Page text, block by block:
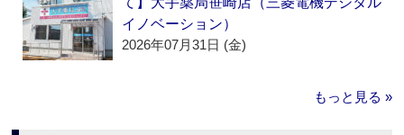
イノベーション）
2026年07月31日 (金)
もっと見る »